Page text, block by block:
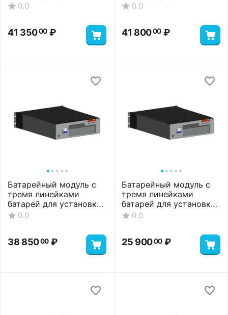
9 АКБ, 9 А*ч
0.0
41 35000 ₽
12 АКБ, 21 А*ч
0.0
41 80000 ₽
Батарейный модуль с
тремя линейками
батарей для установки
12 АКБ, 27 А*ч
0.0
38 85000 ₽
Батарейный модуль с
тремя линейками
батарей для установки
6 АКБ, 21 А*ч
0.0
25 90000 ₽